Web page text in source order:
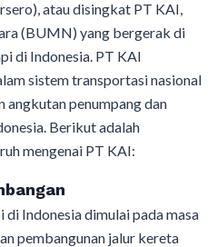
atau disingkat PT KAI,
(BUMN) yang bergerak di
di Indonesia. PT KAI
sistem transportasi nasional
angkutan penumpang dan
Berikut adalah
mengenai PT KAI:
di Indonesia dimulai pada masa
pembangunan jalur kereta